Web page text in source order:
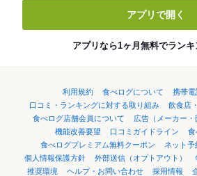
アプリで開く
アプリなら1ヶ月無料でランキ
利用規約 食べログについて
携帯電
口コミ・ランキングに対する取り組み
飲食店
食べログ店舗会員について
広告（メーカー
機能改善要望
口コミガイドライン
食
食べログプレミアム無料クーポン
ネット予
個人情報保護方針
外部送信（オプトアウト）
推奨環境
ヘルプ・お問い合わせ 採用情報